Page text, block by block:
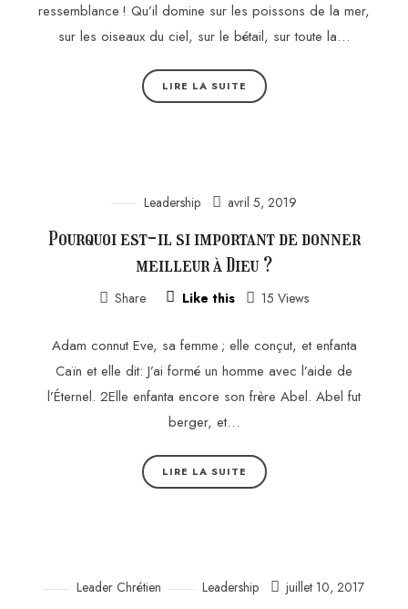
ressemblance ! Qu’il domine sur les poissons de la mer,
sur les oiseaux du ciel, sur le bétail, sur toute la…
LIRE LA SUITE
Leadership avril 5, 2019
Pourquoi est-il si important de donner
meilleur à Dieu ?
Share Like this 15 Views
Adam connut Eve, sa femme ; elle conçut, et enfanta
Caïn et elle dit: J’ai formé un homme avec l’aide de
l’Éternel. 2Elle enfanta encore son frère Abel. Abel fut
berger, et…
LIRE LA SUITE
Leader Chrétien Leadership juillet 10, 2017